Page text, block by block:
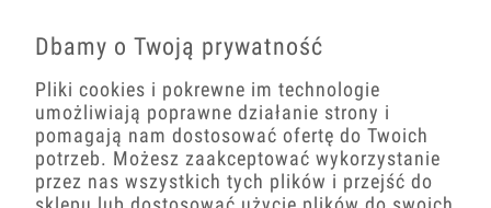
Dbamy o Twoją prywatność
Pliki cookies i pokrewne im technologie
umożliwiają poprawne działanie strony i
pomagają nam dostosować ofertę do Twoich
potrzeb. Możesz zaakceptować wykorzystanie
przez nas wszystkich tych plików i przejść do